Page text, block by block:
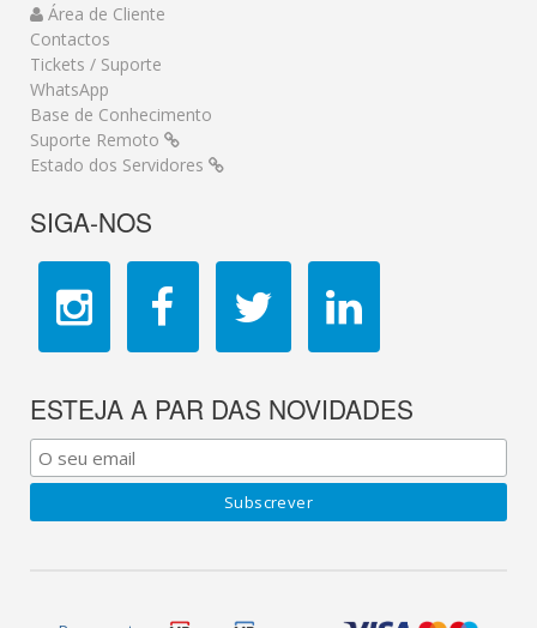
Área de Cliente
Contactos
Tickets / Suporte
WhatsApp
Base de Conhecimento
Suporte Remoto
Estado dos Servidores
SIGA-NOS
ESTEJA A PAR DAS NOVIDADES